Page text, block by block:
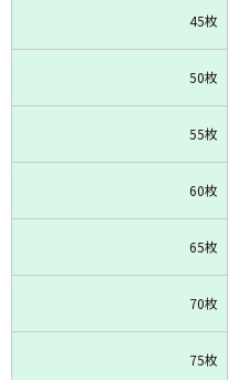
45枚
50枚
55枚
60枚
65枚
70枚
75枚